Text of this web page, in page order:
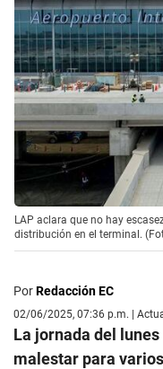
LAP aclara que no hay
distribución en el terminal.
PorRedacción EC
02/06/2025, 07:36 p.m. |
La jornada del
malestar para